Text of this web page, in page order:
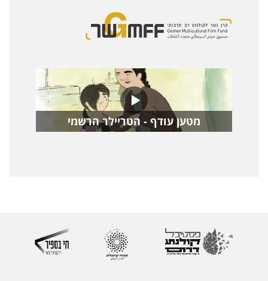
מטען עודף - הטריילר הרשמי